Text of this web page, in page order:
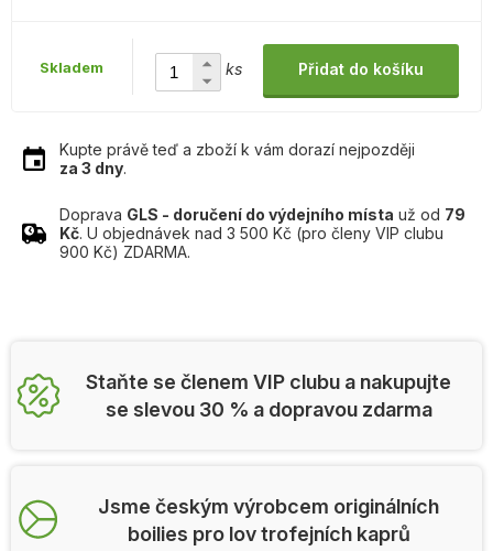
Skladem ks Přidat do košíku
Kupte právě teď a zboží k vám dorazí nejpozději
za 3 dny.
Doprava GLS - doručení do výdejního místa už od 79
Kč. U objednávek nad 3 500 Kč (pro členy VIP clubu
900 Kč) ZDARMA.
Staňte se členem VIP clubu a nakupujte
se slevou 30 % a dopravou zdarma
Jsme českým výrobcem originálních
boilies pro lov trofejních kaprů